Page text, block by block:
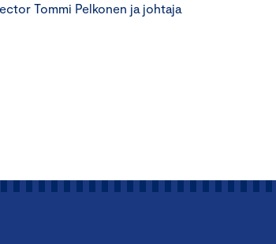
Tommi Pelkonen ja johtaja